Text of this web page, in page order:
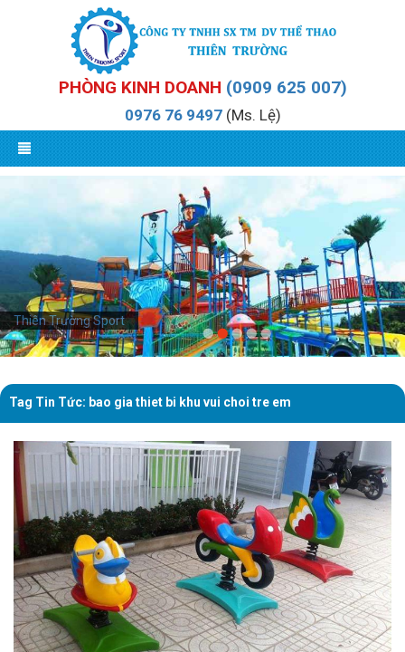
PHÒNG KINH DOANH (0909 625 007)
0976 76 9497(Ms. Lệ)
Thiên Trường Sport
Tag Tin Tức: bao gia thiet bi khu vui choi tre em